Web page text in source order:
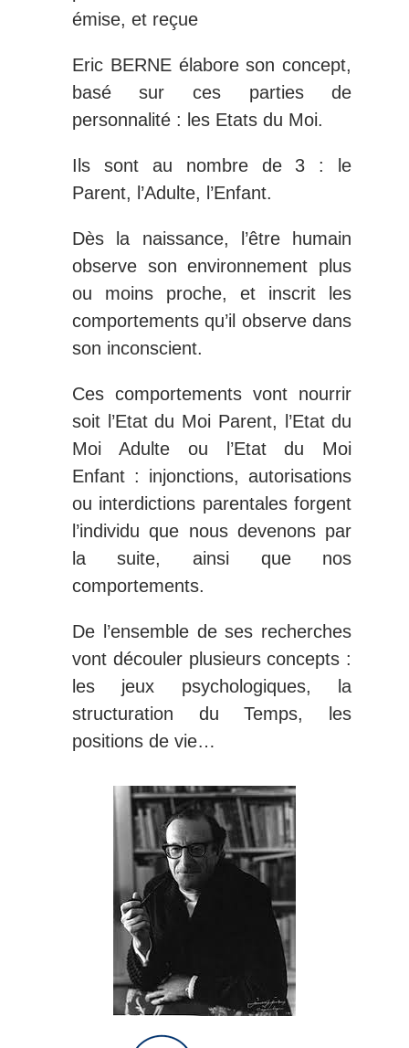
émise, et reçue
Eric BERNE élabore son concept,
basé sur ces parties de
personnalité : les Etats du Moi.
Ils sont au nombre de 3 : le
Parent, l’Adulte, l’Enfant.
Dès la naissance, l’être humain
observe son environnement plus
ou moins proche, et inscrit les
comportements qu’il observe dans
son inconscient.
Ces comportements vont nourrir
soit l’Etat du Moi Parent, l’Etat du
Moi Adulte ou l’Etat du Moi
Enfant : injonctions, autorisations
ou interdictions parentales forgent
l’individu que nous devenons par
la suite, ainsi que nos
comportements.
De l’ensemble de ses recherches
vont découler plusieurs concepts :
les jeux psychologiques, la
structuration du Temps, les
positions de vie…